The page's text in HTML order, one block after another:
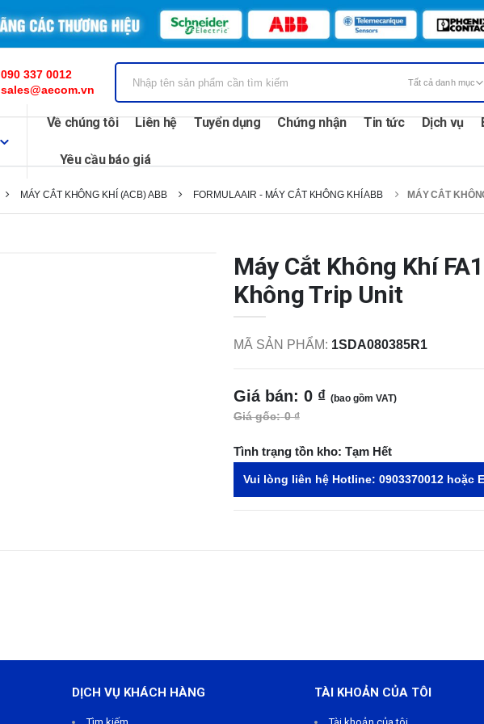
090 337 0012
sales@aecom.vn
Về chúng tôi Liên hệ Tuyển dụng Chứng nhận Tin tức Dịch vụ
Yêu cầu báo giá
MÁY CẮT KHÔNG KHÍ (ACB) ABB FORMULA AIR - MÁY CẮT KHÔNG KHÍ ABB MÁY CẮT
Máy Cắt Không Khí
Không Trip Unit
MÃ SẢN PHẨM: 1SDA080385R1
Giá bán: 0 ₫ (bao gồm VAT)
Giá gốc: 0 ₫
Tình trạng tồn kho: Tạm Hết
Vui lòng liên hệ Hotline: 0903370012 hoặc
DỊCH VỤ KHÁCH HÀNG TÀI KHOẢN CỦA TÔI